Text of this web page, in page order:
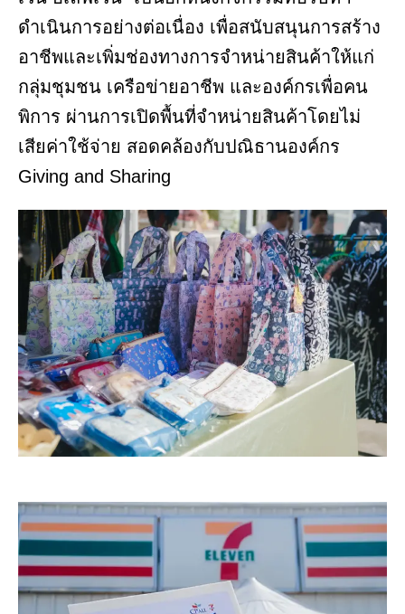
ดำเนินการอย่างต่อเนื่อง เพื่อสนับสนุนการสร้าง
อาชีพและเพิ่มช่องทางการจำหน่ายสินค้าให้แก่
กลุ่มชุมชน เครือข่ายอาชีพ และองค์กรเพื่อคน
พิการ ผ่านการเปิดพื้นที่จำหน่ายสินค้าโดยไม่
เสียค่าใช้จ่าย สอดคล้องกับปณิธานองค์กร
Giving and Sharing